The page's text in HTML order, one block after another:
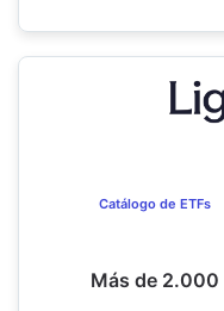
Catálogo de ETFs
Más de 2.000